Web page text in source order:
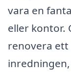
vara en
eller kontor.
renovera ett